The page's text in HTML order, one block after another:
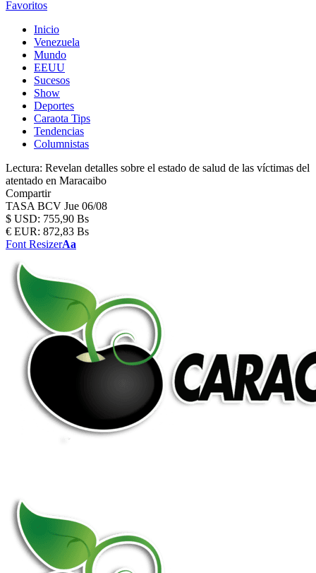
Favoritos
Inicio
Venezuela
Mundo
EEUU
Sucesos
Show
Deportes
Caraota Tips
Tendencias
Columnistas
Lectura: Revelan detalles sobre el estado de salud de las víctimas del
atentado en Maracaibo
Compartir
TASA BCV Jue 06/08
$ USD: 755,90 Bs
€ EUR: 872,83 Bs
Font ResizerAa